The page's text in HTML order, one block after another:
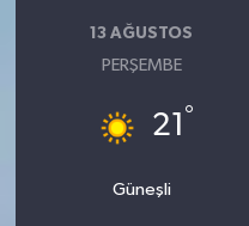
13 AĞUSTOS
PERŞEMBE
21 °
Güneşli